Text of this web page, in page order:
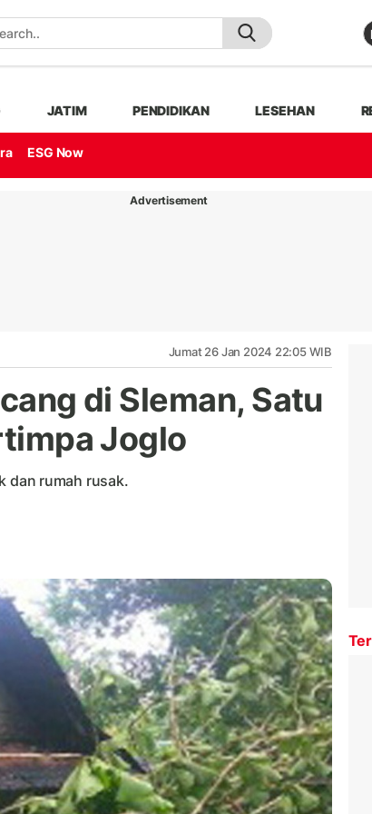
JATIM PENDIDIKAN LESEHAN
ESG Now
Advertisement
Jumat 26 Jan 2024 22:05 WIB
di Sleman, Satu
Joglo
dan rumah rusak.